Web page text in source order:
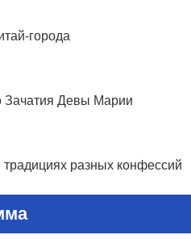
города
Зачатия Девы Марии
традициях разных конфессий